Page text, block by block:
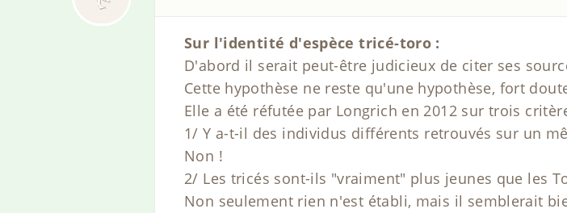
Sur l'identité d'espèce tricé-toro :
D'abord il serait peut-être judicieux de citer ses
Cette hypothèse ne reste qu'une hypothèse, fort
Elle a été réfutée par Longrich en 2012 sur trois
1/ Y a-t-il des individus différents retrouvés sur un
Non !
2/ Les tricés sont-ils "vraiment" plus jeunes que les
Non seulement rien n'est établi, mais il semblerait